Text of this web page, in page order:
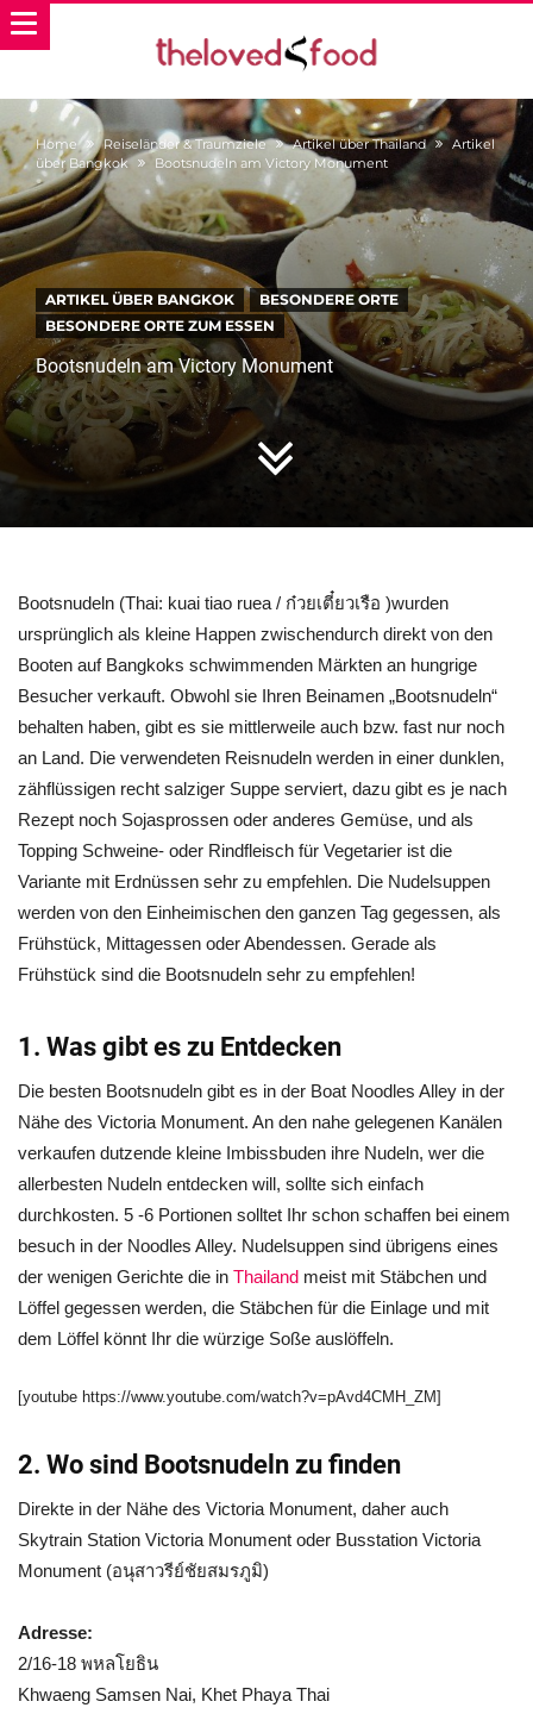
Home Reiseländer & Traumziele Artikel über Thailand
Artikel
über Bangkok
Bootsnudeln am Victory Monument
ARTIKEL ÜBER BANGKOK
BESONDERE ORTE
BESONDERE ORTE ZUM ESSEN
Bootsnudeln am Victory Monument
Bootsnudeln (Thai: kuai tiao ruea / ก๋วยเตี๋ยวเรือ )wurden
ursprünglich als kleine Happen zwischendurch direkt von den
Booten auf Bangkoks schwimmenden Märkten an hungrige
Besucher verkauft. Obwohl sie Ihren Beinamen „Bootsnudeln“
behalten haben, gibt es sie mittlerweile auch bzw. fast nur noch
an Land. Die verwendeten Reisnudeln werden in einer dunklen,
zähflüssigen recht salziger Suppe serviert, dazu gibt es je nach
Rezept noch Sojasprossen oder anderes Gemüse, und als
Topping Schweine- oder Rindfleisch für Vegetarier ist die
Variante mit Erdnüssen sehr zu empfehlen. Die Nudelsuppen
werden von den Einheimischen den ganzen Tag gegessen, als
Frühstück, Mittagessen oder Abendessen. Gerade als
Frühstück sind die Bootsnudeln sehr zu empfehlen!
1. Was gibt es zu Entdecken
Die besten Bootsnudeln gibt es in der Boat Noodles Alley in der
Nähe des Victoria Monument. An den nahe gelegenen Kanälen
verkaufen dutzende kleine Imbissbuden ihre Nudeln, wer die
allerbesten Nudeln entdecken will, sollte sich einfach
durchkosten. 5 -6 Portionen solltet Ihr schon schaffen bei einem
besuch in der Noodles Alley. Nudelsuppen sind übrigens eines
der wenigen Gerichte die in Thailand meist mit Stäbchen und
Löffel gegessen werden, die Stäbchen für die Einlage und mit
dem Löffel könnt Ihr die würzige Soße auslöffeln.
[youtube https://www.youtube.com/watch?v=pAvd4CMH_ZM]
2. Wo sind Bootsnudeln zu finden
Direkte in der Nähe des Victoria Monument, daher auch
Skytrain Station Victoria Monument oder Busstation Victoria
Monument (อนุสาวรีย์ชัยสมรภูมิ)
Adresse:
2/16-18 พหลโยธิน
Khwaeng Samsen Nai, Khet Phaya Thai